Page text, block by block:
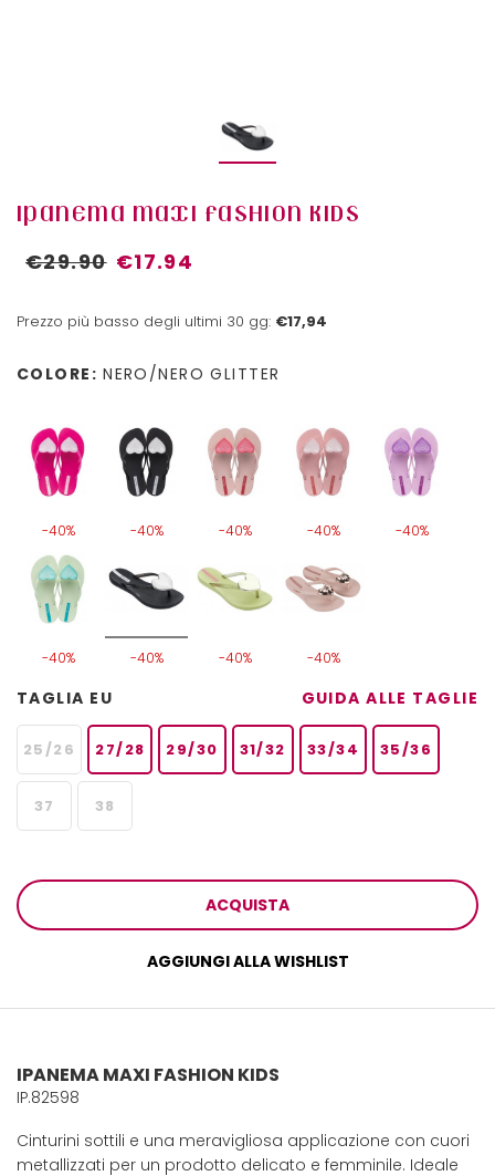
IPANEMA MAXI FASHION KIDS
€29.90 €17.94
Prezzo più basso degli ultimi 30 gg: €17,94
COLORE: NERO/NERO GLITTER
-40% -40% -40% -40% -40%
-40% -40% -40% -40%
TAGLIA EU GUIDA ALLE TAGLIE
25/26 27/28 29/30 31/32 33/34 35/36
37 38
ACQUISTA
AGGIUNGI ALLA WISHLIST
IPANEMA MAXI FASHION KIDS
IP.82598
Cinturini sottili e una meravigliosa applicazione con cuori
metallizzati per un prodotto delicato e femminile. Ideale